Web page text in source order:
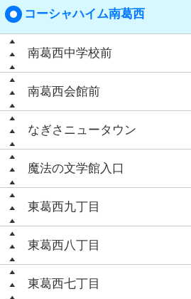
コーシャハイム南葛西
南葛西中学校前
南葛西会館前
なぎさニュータウン
魔法の文学館入口
東葛西九丁目
東葛西八丁目
東葛西七丁目